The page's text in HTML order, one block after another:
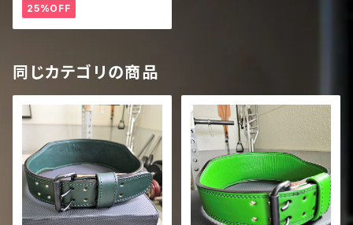
25%OFF
同じカテゴリの商品